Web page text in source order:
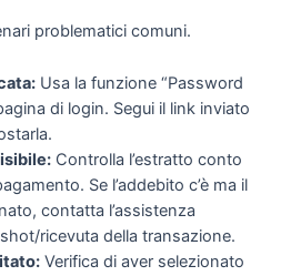
problematici comuni.
Usa la funzione “Password
di login. Segui il link inviato
Controlla l’estratto conto
Se l’addebito c’è ma il
contatta l’assistenza
ricevuta della transazione.
Verifica di aver selezionato